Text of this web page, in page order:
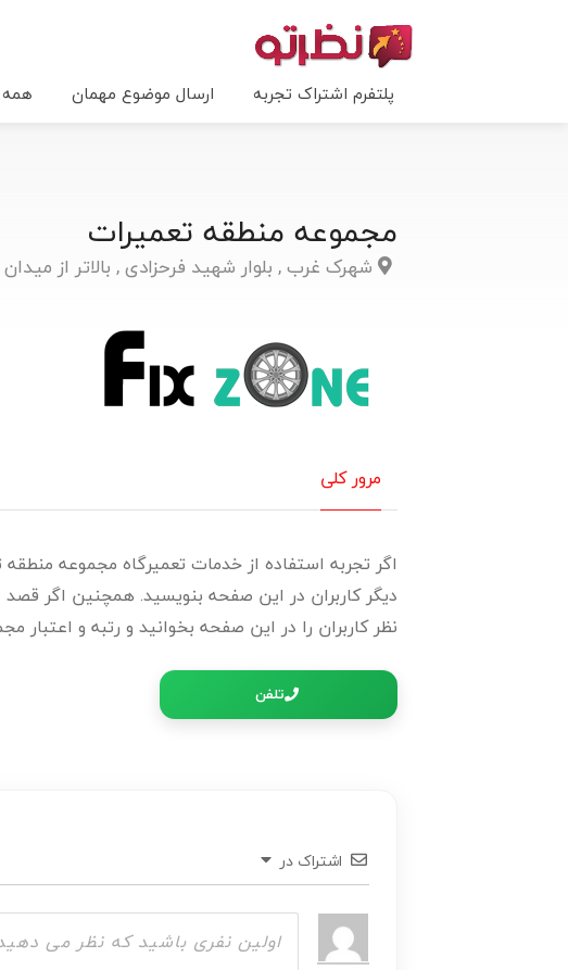
پلتفرم اشتراک تجربه ارسال موضوع مهمان
مجموعه منطقه تعمیرات
شهرک غرب , بلوار شهید فرحزادی , بالاتر از
مرور کلی
اگر تجربه استفاده از خدمات تعمیرگاه مجموعه منطقه
دیگر کاربران در این صفحه بنویسید. همچنین اگر قصد
نظر کاربران را در این صفحه بخوانید و رتبه و اعتبار
تلفن
اشتراک در